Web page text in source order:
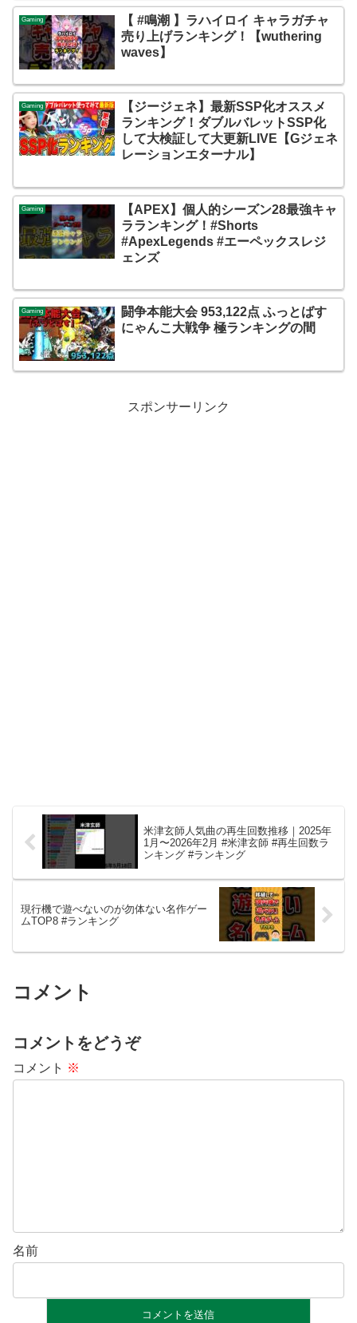
Gaming
【 #鳴潮 】ラハイロイ キャラガチャ
売り上げランキング！【wuthering
waves】
Gaming
【ジージェネ】最新SSP化オススメ
ランキング！ダブルバレットSSP化
して大検証して大更新LIVE【Gジェネ
レーションエターナル】
Gaming
【APEX】個人的シーズン28最強キャ
ラランキング！#Shorts
#ApexLegends #エーペックスレジ
ェンズ
Gaming
闘争本能大会 953,122点 ふっとばす
にゃんこ大戦争 極ランキングの間
スポンサーリンク
米津玄師人気曲の再生回数推移｜2025年
1月〜2026年2月 #米津玄師 #再生回数ラ
ンキング #ランキング
現行機で遊べないのが勿体ない名作ゲー
ムTOP8 #ランキング
コメント
コメントをどうぞ
コメント ※
名前